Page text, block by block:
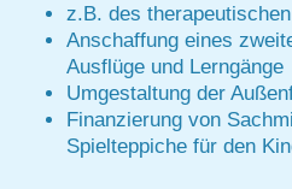
z.B. des
Anschaffung eines
Ausflüge und Lerngänge
Umgestaltung der
Finanzierung von
Spielteppiche für den